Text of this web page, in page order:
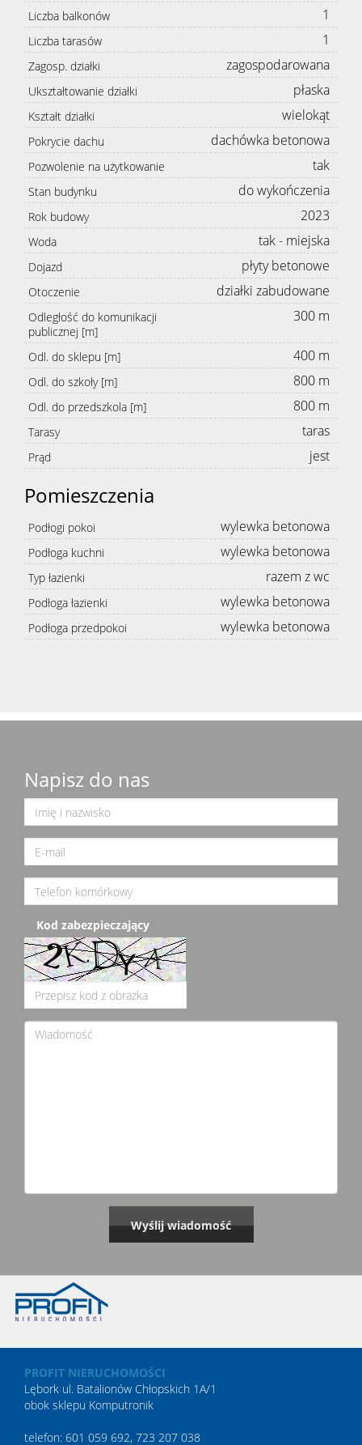
Liczba balkonów 1
Liczba tarasów 1
Zagosp. działki zagospodarowana
Ukształtowanie działki płaska
Kształt działki wielokąt
Pokrycie dachu dachówka betonowa
Pozwolenie na użytkowanie tak
Stan budynku do wykończenia
Rok budowy 2023
Woda tak - miejska
Dojazd płyty betonowe
Otoczenie działki zabudowane
Odległość do komunikacji
publicznej [m]
300 m
Odl. do sklepu [m] 400 m
Odl. do szkoły [m] 800 m
Odl. do przedszkola [m] 800 m
Tarasy taras
Prąd jest
Pomieszczenia
Podłogi pokoi wylewka betonowa
Podłoga kuchni wylewka betonowa
Typ łazienki razem z wc
Podłoga łazienki wylewka betonowa
Podłoga przedpokoi wylewka betonowa
Napisz do nas
Kod zabezpieczający
PROFIT NIERUCHOMOŚCI
Lębork ul. Batalionów Chłopskich 1A/1
obok sklepu Komputronik
telefon: 601 059 692, 723 207 038